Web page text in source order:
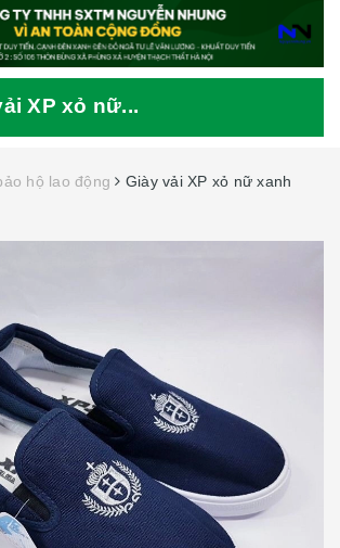
XP xỏ nữ...
hộ lao động
Giày vải XP xỏ nữ xanh